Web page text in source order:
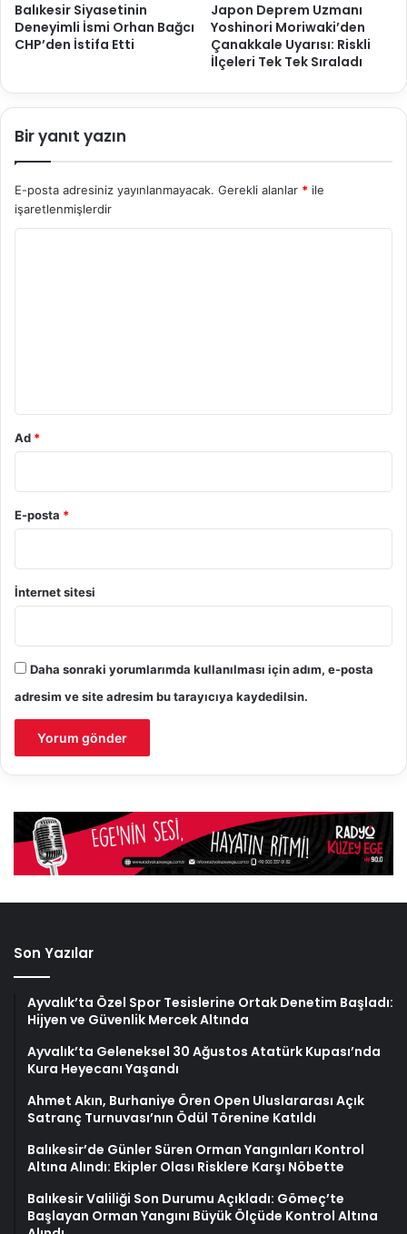
Balıkesir Siyasetinin
Deneyimli İsmi Orhan Bağcı
CHP’den İstifa Etti
Japon Deprem Uzmanı
Yoshinori Moriwaki’den
Çanakkale Uyarısı: Riskli
İlçeleri Tek Tek Sıraladı
Bir yanıt yazın
E-posta adresiniz yayınlanmayacak. Gerekli alanlar * ile
işaretlenmişlerdir
Ad *
E-posta *
İnternet sitesi
Daha sonraki yorumlarımda kullanılması için adım, e-posta
adresim ve site adresim bu tarayıcıya kaydedilsin.
Son Yazılar
Ayvalık’ta Özel Spor Tesislerine Ortak Denetim Başladı:
Hijyen ve Güvenlik Mercek Altında
Ayvalık’ta Geleneksel 30 Ağustos Atatürk Kupası’nda
Kura Heyecanı Yaşandı
Ahmet Akın, Burhaniye Ören Open Uluslararası Açık
Satranç Turnuvası’nın Ödül Törenine Katıldı
Balıkesir’de Günler Süren Orman Yangınları Kontrol
Altına Alındı: Ekipler Olası Risklere Karşı Nöbette
Balıkesir Valiliği Son Durumu Açıkladı: Gömeç’te
Başlayan Orman Yangını Büyük Ölçüde Kontrol Altına